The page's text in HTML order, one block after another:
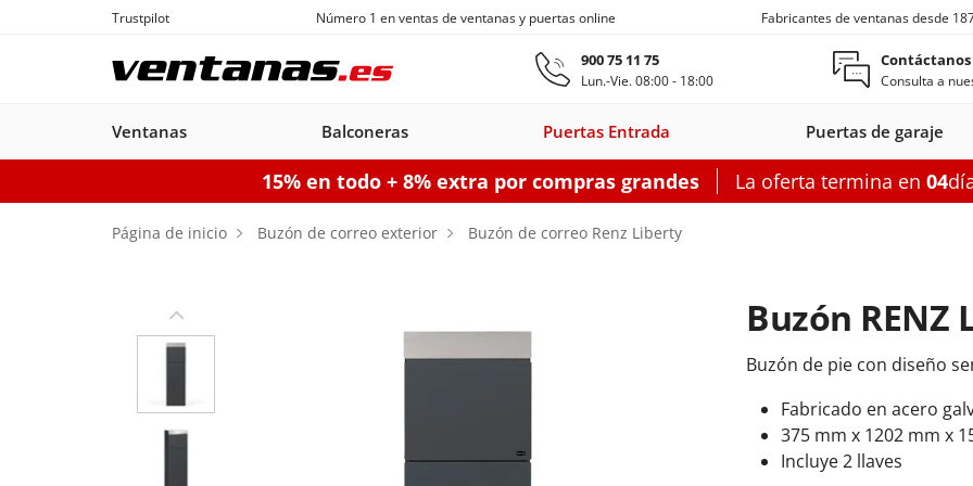
Ir al contenido principal
Trustpilot Número 1 en ventas de ventanas y puertas online Fabricantes de ventanas desde
900 75 11 75
Lun.-Vie. 08:00 - 18:00
Contáctanos
Consulta a
Ventanas
Ventanas
Ventanas de techo
Claraboyas
Configurador
Ventanas
Balconeras
Balconeras PVC
Balconeras correderas
Balconeras correderas
Balconeras
Aluminio
Configurador balconeras correderas
Puertas Entrada
Puertas acorazadas
Configurador puertas acorazadas
Puertas entrada Puertas auxiliares
Puertas auxiliares
acero
Puertas
PVC
Configurador puertas
Puertas de garaje
Puertas de garaje seccionales
15% en todo + 8% extra por compras grandes La oferta termina en 04
Página de inicio Buzón de correo exterior Buzón de correo Renz Liberty
Buzón RENZ
Buzón de pie con diseño
Fabricado en acero
375 mm x 1202 mm x
Incluye 2 llaves